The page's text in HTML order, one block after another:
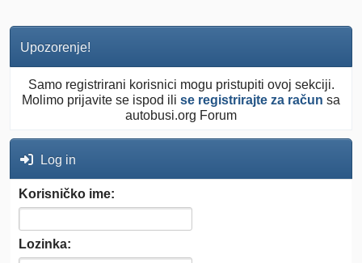
Upozorenje!
Samo registrirani korisnici mogu pristupiti ovoj sekciji.
Molimo prijavite se ispod ili se registrirajte za račun sa
autobusi.org Forum
Log in
Korisničko ime:
Lozinka: